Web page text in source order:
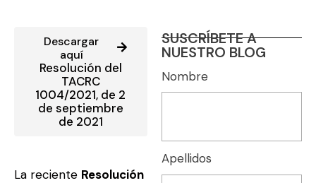
Descargar
aquí
Resolución del
TACRC
1004/2021, de 2
de septiembre
de 2021
La reciente Resolución
SUSCRÍBETE A
NUESTRO BLOG
Nombre
Apellidos